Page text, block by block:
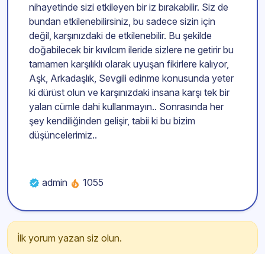
nihayetinde sizi etkileyen bir iz bırakabilir. Siz de
bundan etkilenebilirsiniz, bu sadece sizin için
değil, karşınızdaki de etkilenebilir. Bu şekilde
doğabilecek bir kıvılcım ileride sizlere ne getirir bu
tamamen karşılıklı olarak uyuşan fikirlere kalıyor,
Aşk, Arkadaşlık, Sevgili edinme konusunda yeter
ki dürüst olun ve karşınızdaki insana karşı tek bir
yalan cümle dahi kullanmayın.. Sonrasında her
şey kendiliğinden gelişir, tabii ki bu bizim
düşüncelerimiz..
admin 1055
İlk yorum yazan siz olun.